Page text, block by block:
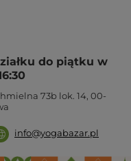
do piątku w
73b lok. 14, 00-
info@yogabazar.pl